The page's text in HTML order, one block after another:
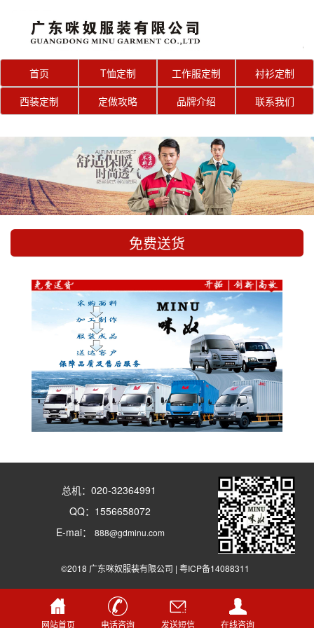
首页 T恤定制 工作服定制
衬衫定制
西装定制
定做攻略 品牌介绍 联系我们
免费送货
总机：020-32364991
QQ：1556658072
E-mai： 888@gdminu.com
©2018 广东咪奴服装有限公司 | 粤ICP备14088311
网站首页 电话咨询 发送短信 在线咨询